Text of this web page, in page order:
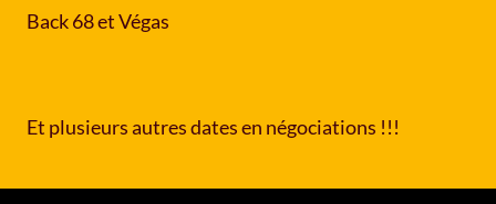
Back 68 et Végas
Et plusieurs autres dates en négociations !!!